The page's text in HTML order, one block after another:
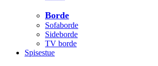
Borde
Sofaborde
Sideborde
TV borde
Spisestue